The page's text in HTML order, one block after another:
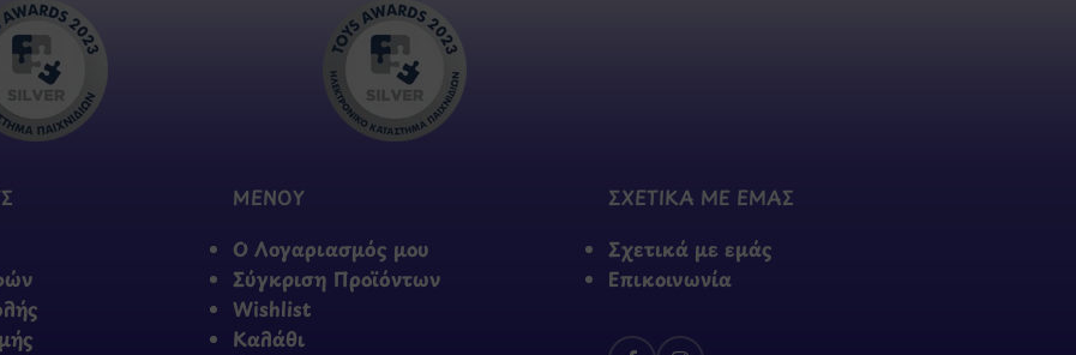
ΜΕΝΟΥ
Ο Λογαριασμός μου
Σύγκριση Προϊόντων
Wishlist
Καλάθι
ΣΧΕΤΙΚΑ ΜΕ ΕΜΑΣ
Σχετικά με εμάς
Επικοινωνία